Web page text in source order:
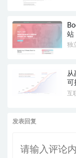
站
独
从
可
互
发表回复